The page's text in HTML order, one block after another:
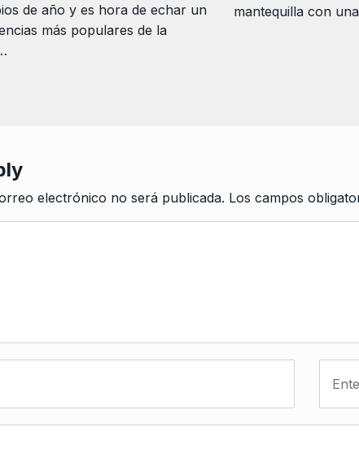
de año y es hora de echar un
más populares de la
mantequilla con
electrónico no será publicada. Los campos